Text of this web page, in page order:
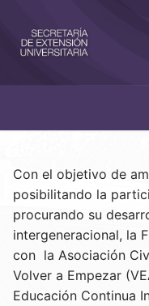
Con el objetivo de
posibilitando la
procurando su
intergeneracional, la
con la Asociación
Volver a Empezar
Educación Continua